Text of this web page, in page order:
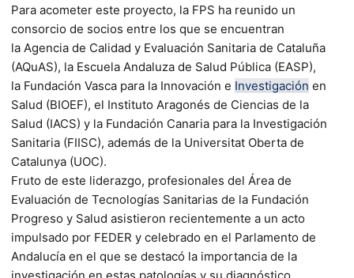
Para acometer este proyecto, la FPS ha reunido un
consorcio de socios entre los que se encuentran
la Agencia de Calidad y Evaluación Sanitaria de Cataluña
(AQuAS), la Escuela Andaluza de Salud Pública (EASP),
la Fundación Vasca para la Innovación e Investigación en
Salud (BIOEF), el Instituto Aragonés de Ciencias de la
Salud (IACS) y la Fundación Canaria para la Investigación
Sanitaria (FIISC), además de la Universitat Oberta de
Catalunya (UOC).
Fruto de este liderazgo, profesionales del Área de
Evaluación de Tecnologías Sanitarias de la Fundación
Progreso y Salud asistieron recientemente a un acto
impulsado por FEDER y celebrado en el Parlamento de
Andalucía en el que se destacó la importancia de la